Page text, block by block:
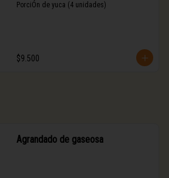
PorciÓn de yuca (4 unidades)
$9.500
Agrandado de gaseosa